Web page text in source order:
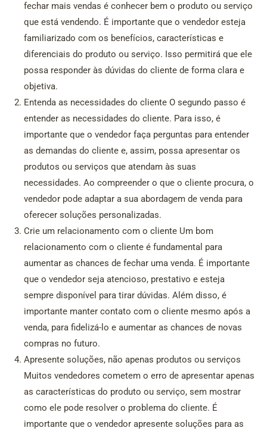
fechar mais vendas é conhecer bem o produto ou serviço
que está vendendo. É importante que o vendedor esteja
familiarizado com os benefícios, características e
diferenciais do produto ou serviço. Isso permitirá que ele
possa responder às dúvidas do cliente de forma clara e
objetiva.
Entenda as necessidades do cliente O segundo passo é
entender as necessidades do cliente. Para isso, é
importante que o vendedor faça perguntas para entender
as demandas do cliente e, assim, possa apresentar os
produtos ou serviços que atendam às suas
necessidades. Ao compreender o que o cliente procura, o
vendedor pode adaptar a sua abordagem de venda para
oferecer soluções personalizadas.
Crie um relacionamento com o cliente Um bom
relacionamento com o cliente é fundamental para
aumentar as chances de fechar uma venda. É importante
que o vendedor seja atencioso, prestativo e esteja
sempre disponível para tirar dúvidas. Além disso, é
importante manter contato com o cliente mesmo após a
venda, para fidelizá-lo e aumentar as chances de novas
compras no futuro.
Apresente soluções, não apenas produtos ou serviços
Muitos vendedores cometem o erro de apresentar apenas
as características do produto ou serviço, sem mostrar
como ele pode resolver o problema do cliente. É
importante que o vendedor apresente soluções para as